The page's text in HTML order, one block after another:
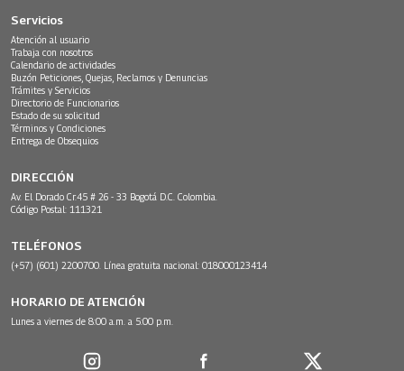
Servicios
Atención al usuario
Trabaja con nosotros
Calendario de actividades
Buzón Peticiones, Quejas, Reclamos y Denuncias
Trámites y Servicios
Directorio de Funcionarios
Estado de su solicitud
Términos y Condiciones
Entrega de Obsequios
DIRECCIÓN
Av. El Dorado Cr.45 # 26 - 33 Bogotá D.C. Colombia.
Código Postal: 111321
TELÉFONOS
(+57) (601) 2200700. Línea gratuita nacional: 018000123414
HORARIO DE ATENCIÓN
Lunes a viernes de 8:00 a.m. a 5:00 p.m.